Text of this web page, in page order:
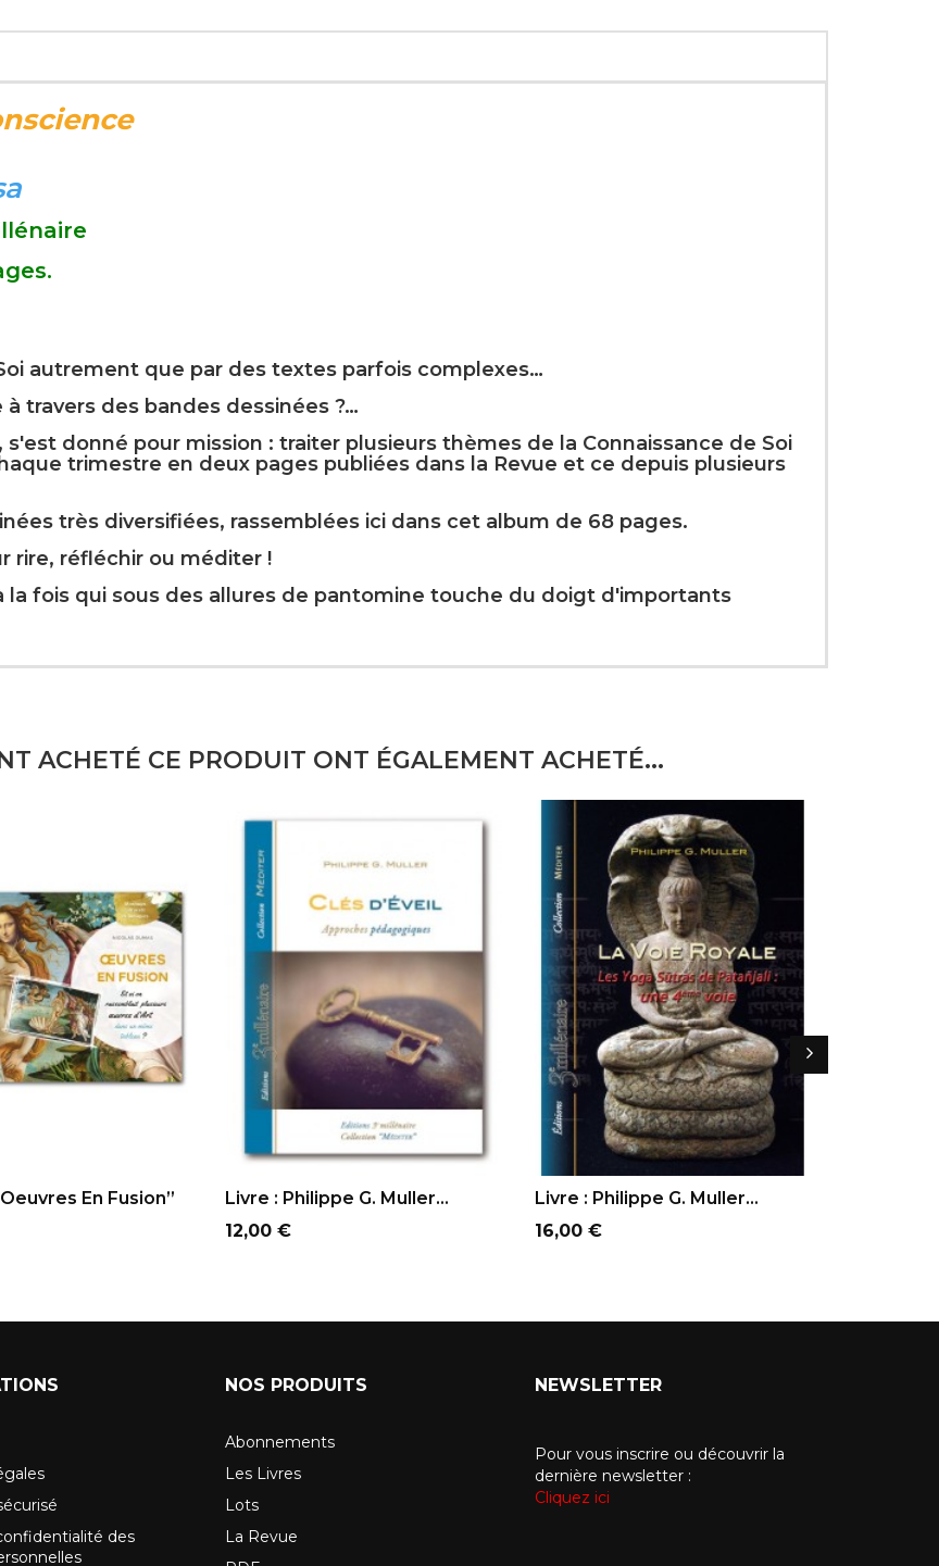
autrement que par des textes parfois complexes…
travers des bandes dessinées ?…
donné pour mission : traiter plusieurs thèmes de la Connaissance de Soi
trimestre en deux pages publiées dans la Revue et ce depuis plusieurs
très diversifiées, rassemblées ici dans cet album de 68 pages.
rire, réfléchir ou méditer !
la fois qui sous des allures de pantomine touche du doigt d'importants
ACHETÉ CE PRODUIT ONT ÉGALEMENT ACHETÉ...
En Fusion”
Livre : Philippe G. Muller...
Prix
12,00 €
AJOUTER AU PANIER
Livre : Philippe G. Muller...
Prix
16,00 €
des
NOS PRODUITS
Abonnements
Les Livres
Lots
La Revue
NEWSLETTER
Pour vous inscrire ou découvrir la
dernière newsletter :
Cliquez ici